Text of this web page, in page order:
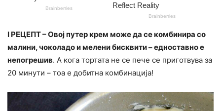
I РЕЦЕПТ – Овој путер крем може да се комбинира со
малини, чоколадо и мелени бисквити – едноставно е
непогрешив. А кога тортата не се пече се приготвува за
20 минути – тоа е добитна комбинација!